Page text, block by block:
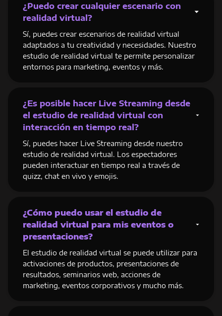
¿Puedo crear cualquier escenario con
realidad virtual?
Sí, puedes crear escenarios de realidad virtual
adaptados a tu creatividad y necesidades. Nuestro
estudio de realidad virtual te permite personalizar
entornos para marketing, eventos y más.
¿Es posible hacer Live Streaming desde
el estudio de realidad virtual con
interacción en tiempo real?
Sí, puedes hacer Live Streaming desde nuestro
estudio de realidad virtual. Los espectadores
pueden interactuar en tiempo real a través de
quizz, chat en vivo y emojis.
¿Cómo puedo usar el estudio de
realidad virtual para mis eventos o
presentaciones?
El estudio de realidad virtual se puede utilizar para
activaciones de productos, presentaciones de
resultados, seminarios web, acciones de
marketing, eventos corporativos y mucho más.